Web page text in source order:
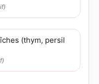
(thym, persil